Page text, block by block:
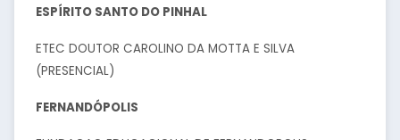
ESPÍRITO SANTO DO PINHAL
ETEC DOUTOR CAROLINO DA MOTTA E SILVA
(PRESENCIAL)
FERNANDÓPOLIS